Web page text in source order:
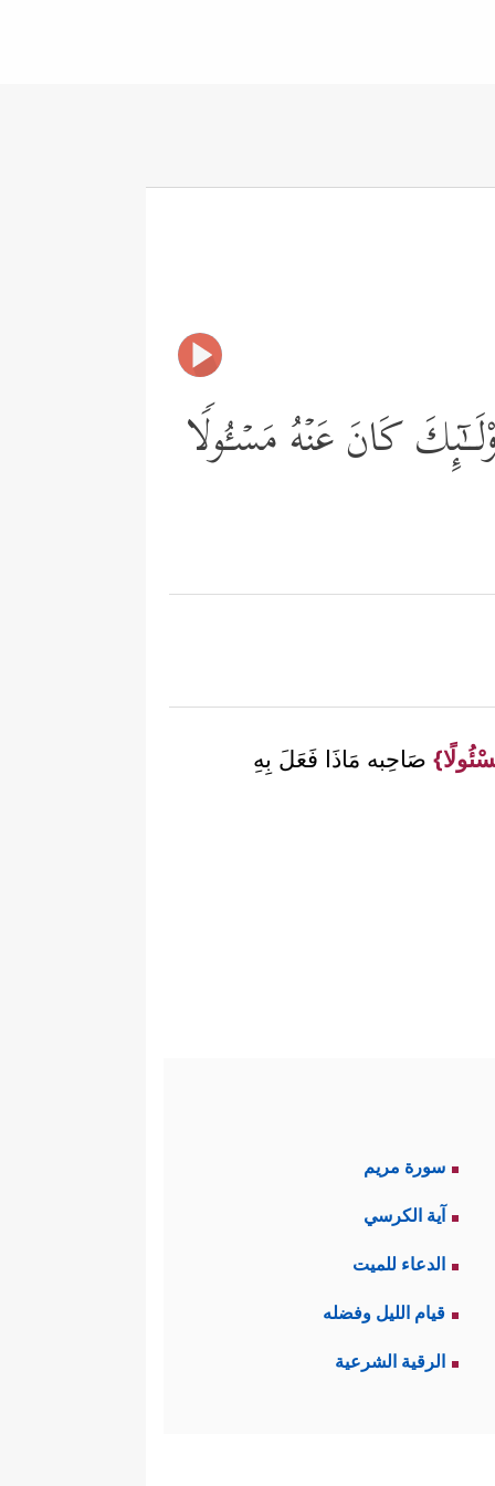
كَانَ عَنۡهُ مَسۡـُٔولࣰا
صَاحِبه مَاذَا فَعَلَ بِهِ
سورة مريم
آية الكرسي
الدعاء للميت
قيام الليل وفضله
الرقية الشرعية